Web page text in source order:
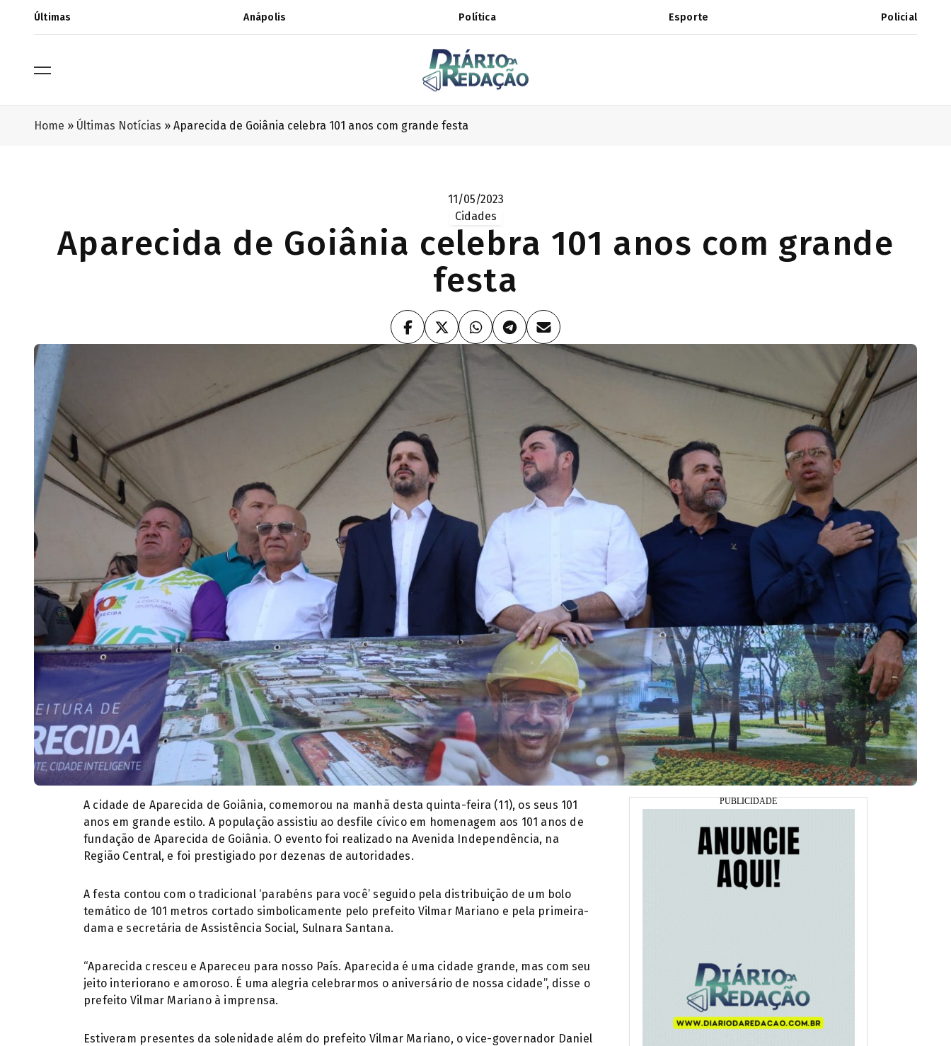
Últimas Anápolis Política Esporte Policial
Home » Últimas Notícias » Aparecida de Goiânia celebra 101 anos com grande festa
11/05/2023
Cidades
Aparecida de Goiânia celebra 101 anos com grande
festa
A cidade de Aparecida de Goiânia, comemorou na manhã desta quinta-feira (11), os seus 101
anos em grande estilo. A população assistiu ao desfile cívico em homenagem aos 101 anos de
fundação de Aparecida de Goiânia. O evento foi realizado na Avenida Independência, na
Região Central, e foi prestigiado por dezenas de autoridades.
A festa contou com o tradicional ‘parabéns para você’ seguido pela distribuição de um bolo
temático de 101 metros cortado simbolicamente pelo prefeito Vilmar Mariano e pela primeira-
dama e secretária de Assistência Social, Sulnara Santana.
“Aparecida cresceu e Apareceu para nosso País. Aparecida é uma cidade grande, mas com seu
jeito interiorano e amoroso. É uma alegria celebrarmos o aniversário de nossa cidade”, disse o
prefeito Vilmar Mariano à imprensa.
Estiveram presentes da solenidade além do prefeito Vilmar Mariano, o vice-governador Daniel